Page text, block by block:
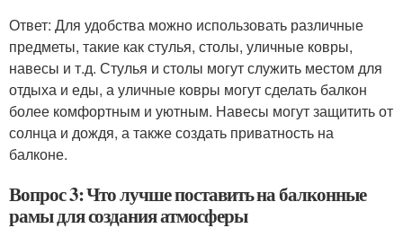
Ответ: Для удобства можно использовать различные
предметы, такие как стулья, столы, уличные ковры,
навесы и т.д. Стулья и столы могут служить местом для
отдыха и еды, а уличные ковры могут сделать балкон
более комфортным и уютным. Навесы могут защитить от
солнца и дождя, а также создать приватность на
балконе.
Вопрос 3: Что лучше поставить на балконные
рамы для создания атмосферы